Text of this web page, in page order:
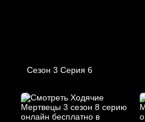
Сезон 3 Серия 6